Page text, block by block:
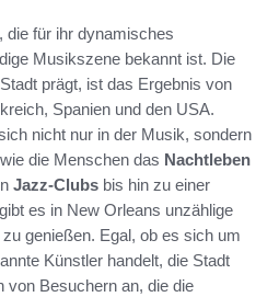
die für ihr dynamisches
Musikszene bekannt ist. Die
prägt, ist das Ergebnis von
Spanien und den USA.
nicht nur in der Musik, sondern
die Menschen das Nachtleben
Jazz-Clubs bis hin zu einer
gibt es in New Orleans unzählige
zu genießen. Egal, ob es sich um
Künstler handelt, die Stadt
von Besuchern an, die die